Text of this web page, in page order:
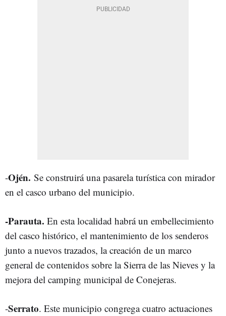
-Ojén. Se construirá una pasarela turística con mirador
en el casco urbano del municipio.
-Parauta. En esta localidad habrá un embellecimiento
del casco histórico, el mantenimiento de los senderos
junto a nuevos trazados, la creación de un marco
general de contenidos sobre la Sierra de las Nieves y la
mejora del camping municipal de Conejeras.
-Serrato. Este municipio congrega cuatro actuaciones